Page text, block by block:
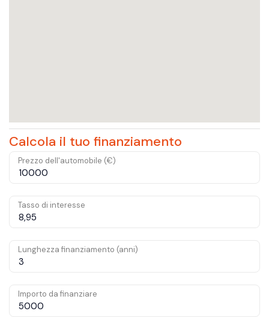
Calcola il tuo finanziamento
Prezzo dell'automobile (€)
Tasso di interesse
Lunghezza finanziamento (anni)
Importo da finanziare